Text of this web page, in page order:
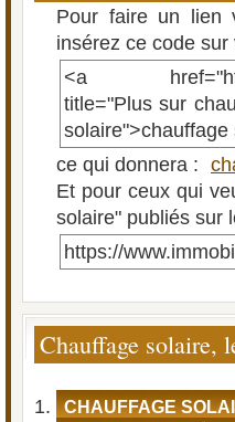
Pour faire un lien
insérez ce code sur
<a href="https://
title="Plus sur
solaire">chauffage
ce qui donnera :
Et pour ceux qui
solaire" publiés sur
https://
Chauffage solaire,
CHAUFFAGE